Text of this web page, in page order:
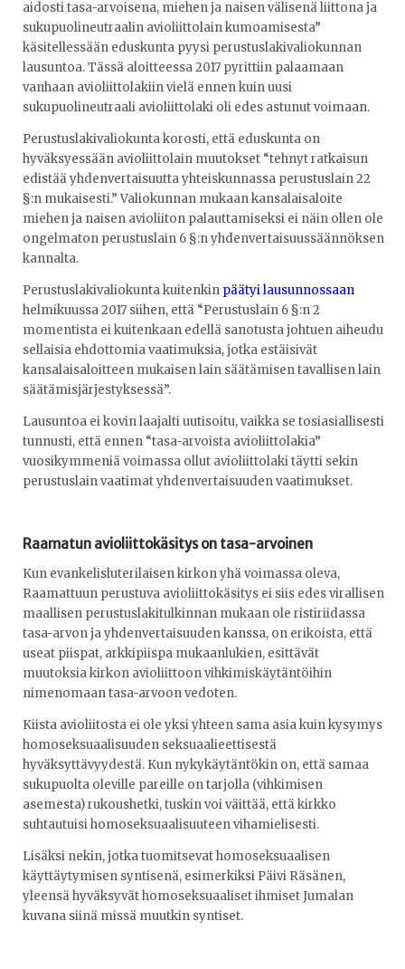
aidosti tasa-arvoisena, miehen ja naisen välisenä liittona ja
sukupuolineutraalin avioliittolain kumoamisesta”
käsitellessään eduskunta pyysi perustuslakivaliokunnan
lausuntoa. Tässä aloitteessa 2017 pyrittiin palaamaan
vanhaan avioliittolakiin vielä ennen kuin uusi
sukupuolineutraali avioliittolaki oli edes astunut voimaan.
Perustuslakivaliokunta korosti, että eduskunta on
hyväksyessään avioliittolain muutokset “tehnyt ratkaisun
edistää yhdenvertaisuutta yhteiskunnassa perustuslain 22
§:n mukaisesti.” Valiokunnan mukaan kansalaisaloite
miehen ja naisen avioliiton palauttamiseksi ei näin ollen ole
ongelmaton perustuslain 6 §:n yhdenvertaisuussäännöksen
kannalta.
Perustuslakivaliokunta kuitenkin päätyi lausunnossaan
helmikuussa 2017 siihen, että “Perustuslain 6 §:n 2
momentista ei kuitenkaan edellä sanotusta johtuen aiheudu
sellaisia ehdottomia vaatimuksia, jotka estäisivät
kansalaisaloitteen mukaisen lain säätämisen tavallisen lain
säätämisjärjestyksessä”.
Lausuntoa ei kovin laajalti uutisoitu, vaikka se tosiasiallisesti
tunnusti, että ennen “tasa-arvoista avioliittolakia”
vuosikymmeniä voimassa ollut avioliittolaki täytti sekin
perustuslain vaatimat yhdenvertaisuuden vaatimukset.
Raamatun avioliittokäsitys on tasa-arvoinen
Kun evankelisluterilaisen kirkon yhä voimassa oleva,
Raamattuun perustuva avioliittokäsitys ei siis edes virallisen
maallisen perustuslakitulkinnan mukaan ole ristiriidassa
tasa-arvon ja yhdenvertaisuuden kanssa, on erikoista, että
useat piispat, arkkipiispa mukaanlukien, esittävät
muutoksia kirkon avioliittoon vihkimiskäytäntöihin
nimenomaan tasa-arvoon vedoten.
Kiista avioliitosta ei ole yksi yhteen sama asia kuin kysymys
homoseksuaalisuuden seksuaalieettisestä
hyväksyttävyydestä. Kun nykykäytäntökin on, että samaa
sukupuolta oleville pareille on tarjolla (vihkimisen
asemesta) rukoushetki, tuskin voi väittää, että kirkko
suhtautuisi homoseksuaalisuuteen vihamielisesti.
Lisäksi nekin, jotka tuomitsevat homoseksuaalisen
käyttäytymisen syntisenä, esimerkiksi Päivi Räsänen,
yleensä hyväksyvät homoseksuaaliset ihmiset Jumalan
kuvana siinä missä muutkin syntiset.